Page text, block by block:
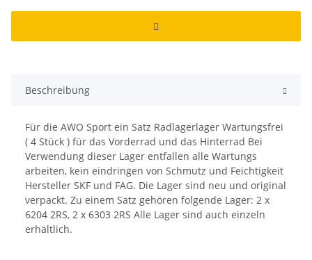
Beschreibung
Für die AWO Sport ein Satz Radlagerlager Wartungsfrei
( 4 Stück ) für das Vorderrad und das Hinterrad Bei
Verwendung dieser Lager entfallen alle Wartungs
arbeiten, kein eindringen von Schmutz und Feichtigkeit
Hersteller SKF und FAG. Die Lager sind neu und original
verpackt. Zu einem Satz gehören folgende Lager: 2 x
6204 2RS, 2 x 6303 2RS Alle Lager sind auch einzeln
erhältlich.